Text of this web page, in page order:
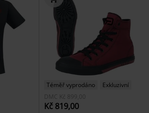
Téměř vyprodáno
Exkluzivní
DMC
Kč 899,00
Kč 819,00